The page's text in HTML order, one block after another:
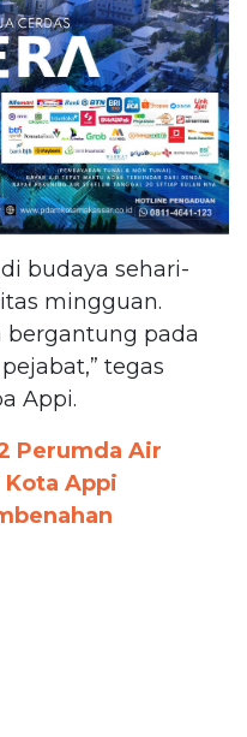
budaya sehari-
mingguan.
bergantung pada
tegas
Appi.
Perumda Air
Kota Appi